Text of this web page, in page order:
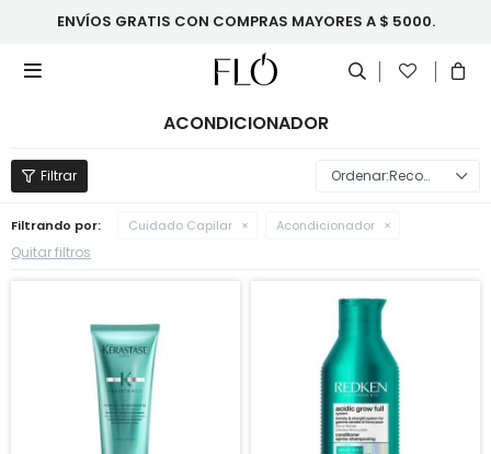
ENVÍOS GRATIS CON COMPRAS MAYORES A $ 5000.

ACONDICIONADOR
Recomendados
Filtrando por: Cuidado Capilar Acondicionador
Quitar filtros